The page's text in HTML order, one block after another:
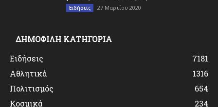
Ειδήσεις 27 Μαρτίου 2020
ΔΗΜΟΦΙΛΗ ΚΑΤΗΓΟΡΙΑ
Ειδήσεις
7181
Αθλητικά
1316
Πολιτισμός
654
Κοσμικά
234